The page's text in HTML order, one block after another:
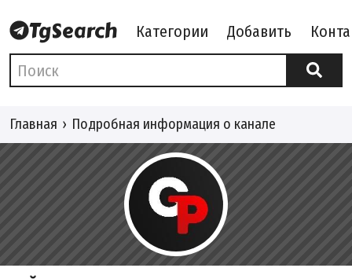
Категории Добавить
Главная Подробная информация о канале